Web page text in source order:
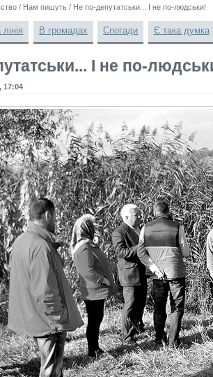
/ Нам пишуть / Не по-депутатськи... І не по-людськи!
В громадах Спогади Є така думка
І не по-
17:04